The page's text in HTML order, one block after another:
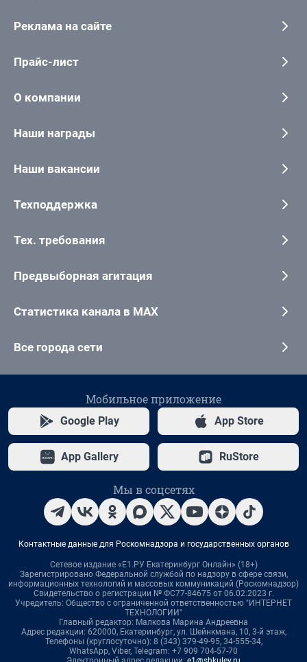
Реклама на сайте
Прайс-лист
О компании
Наши награды
Наши вакансии
Техподдержка
Тех. требования
Предвыборная агитация
Статистика канала в MAX
Все города сети
Мобильное приложение
Google Play App Store
App Gallery RuStore
Мы в соцсетях
Контактные данные для Роскомнадзора и государственных органов
Сетевое издание «Е1.РУ Екатеринбург Онлайн» (18+)
Зарегистрировано Федеральной службой по надзору в сфере связи,
информационных технологий и массовых коммуникаций (Роскомнадзор)
Свидетельство о регистрации № ФС77-84675 от 06.02.2023 г.
Учредитель: Общество с ограниченной ответственностью "ИНТЕРНЕТ
ТЕХНОЛОГИИ"
Главный редактор: Малкова Марина Андреевна
Адрес редакции: 620000, Екатеринбург, ул. Шейнкмана, 10, 3-й этаж,
Телефоны (круглосуточно): 8 (343) 379-49-95, 34-555-34,
WhatsApp, Viber, Telegram: +7 909 704-57-70